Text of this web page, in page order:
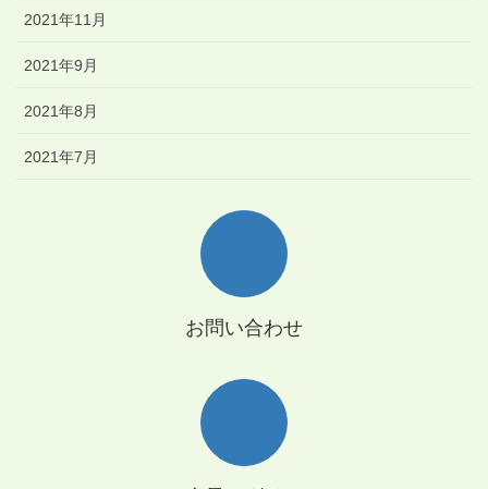
2021年11月
2021年9月
2021年8月
2021年7月
お問い合わせ